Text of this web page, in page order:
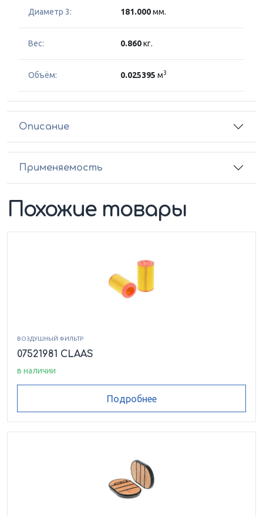
Диаметр 3: 181.000мм.
Вес: 0.860кг.
Объём: 0.025395 м3
Описание
Применяемость
Похожие товары
ВОЗДУШНЫЙ ФИЛЬТР
07521981 CLAAS
в наличии
Подробнее